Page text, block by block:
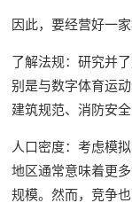
因此，要经营好一
了解法规：研究并
别是与数字体育运
建筑规范、消防安
人口密度：考虑模
地区通常意味着更
规模。然而，竞争